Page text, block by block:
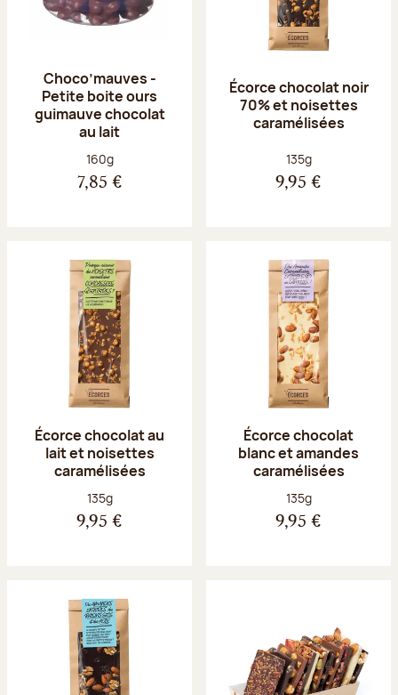
Choco’mauves -
Petite boite ours
guimauve chocolat
au lait
Poids net :
160g
7,85 €
Écorce chocolat noir
70% et noisettes
caramélisées
Poids net :
135g
9,95 €
Écorce chocolat au
lait et noisettes
caramélisées
Poids net :
135g
9,95 €
Écorce chocolat
blanc et amandes
caramélisées
Poids net :
135g
9,95 €